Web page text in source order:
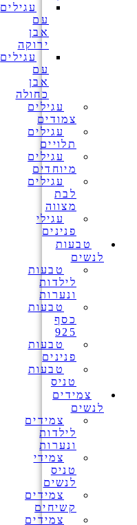
עגילים
עם
אבן
ירוקה
עגילים
עם
אבן
כחולה
עגילים
צמודים
עגילים
תלויים
עגילים
מיוחדים
עגילים
לבת
מצווה
עגילי
פנינים
טבעות
לנשים
טבעות
לילדות
ונערות
טבעות
כסף
925
טבעות
פנינים
טבעות
טניס
צמידים
לנשים
צמידים
לילדות
ונערות
צמידי
טניס
לנשים
צמידים
קשיחים
צמידים